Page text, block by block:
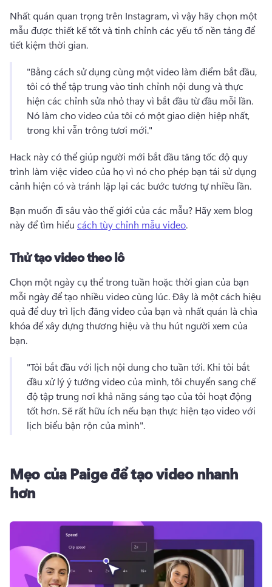
Nhất quán quan trọng trên Instagram, vì vậy hãy chọn một
mẫu được thiết kế tốt và tinh chỉnh các yếu tố nền tảng để
tiết kiệm thời gian.
"Bằng cách sử dụng cùng một video làm điểm bắt đầu,
tôi có thể tập trung vào tinh chỉnh nội dung và thực
Nó làm cho video của tôi có một giao diện hiệp nhất,
trong khi vẫn trông tươi mới."
Hack này có thể giúp người mới bắt đầu tăng tốc độ quy
trình làm việc video của họ vì nó cho phép bạn tái sử dụng
cảnh hiện có và tránh lặp lại các bước tương tự nhiều lần.
Bạn muốn đi sâu vào thế giới của các mẫu? Hãy xem blog
này để tìm hiểu cách tùy chỉnh mẫu video.
Thử tạo video theo lô
Chọn một ngày cụ thể trong tuần hoặc thời gian của bạn
mỗi ngày để tạo nhiều video cùng lúc. Đây là một cách hiệu
quả để duy trì lịch đăng video của bạn và nhất quán là chìa
khóa để xây dựng thương hiệu và thu hút người xem của
bạn.
"Tôi bắt đầu với lịch nội dung cho tuần tới. Khi tôi bắt
đầu xử lý ý tưởng video của mình, tôi chuyển sang chế
độ tập trung nơi khả năng sáng tạo của tôi hoạt động
tốt hơn. Sẽ rất hữu ích nếu bạn thực hiện tạo video với
lịch biểu bận rộn của mình".
Mẹo của Paige để tạo video nhanh
hơn